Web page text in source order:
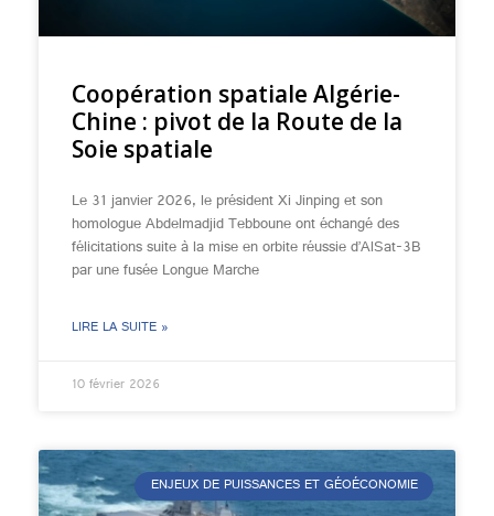
Coopération spatiale Algérie-
Chine : pivot de la Route de la
Soie spatiale
Le 31 janvier 2026, le président Xi Jinping et son
homologue Abdelmadjid Tebboune ont échangé des
félicitations suite à la mise en orbite réussie d’AlSat-3B
par une fusée Longue Marche
LIRE LA SUITE »
10 février 2026
ENJEUX DE PUISSANCES ET GÉOÉCONOMIE